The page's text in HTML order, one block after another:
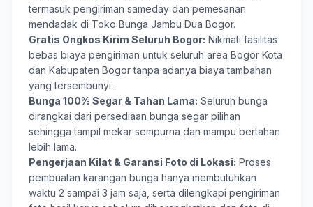
termasuk pengiriman sameday dan pemesanan
mendadak di Toko Bunga Jambu Dua Bogor.
Gratis Ongkos Kirim Seluruh Bogor: Nikmati fasilitas
bebas biaya pengiriman untuk seluruh area Bogor Kota
dan Kabupaten Bogor tanpa adanya biaya tambahan
yang tersembunyi.
Bunga 100% Segar & Tahan Lama: Seluruh bunga
dirangkai dari persediaan bunga segar pilihan
sehingga tampil mekar sempurna dan mampu bertahan
lebih lama.
Pengerjaan Kilat & Garansi Foto di Lokasi: Proses
pembuatan karangan bunga hanya membutuhkan
waktu 2 sampai 3 jam saja, serta dilengkapi pengiriman